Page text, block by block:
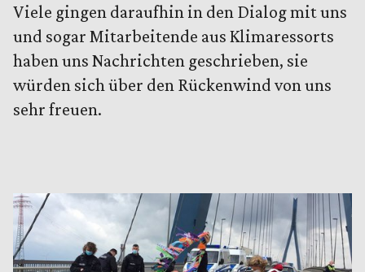
Viele gingen daraufhin in den Dialog mit uns
und sogar Mitarbeitende aus Klimaressorts
haben uns Nachrichten geschrieben, sie
würden sich über den Rückenwind von uns
sehr freuen.